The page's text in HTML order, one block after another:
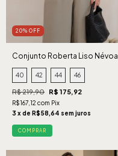
20% OFF
Conjunto Roberta Liso Névoa
40 42 44 46
R$ 219,90 R$ 175,92
R$167,12 com Pix
3 x de R$58,64 sem juros
COMPRAR